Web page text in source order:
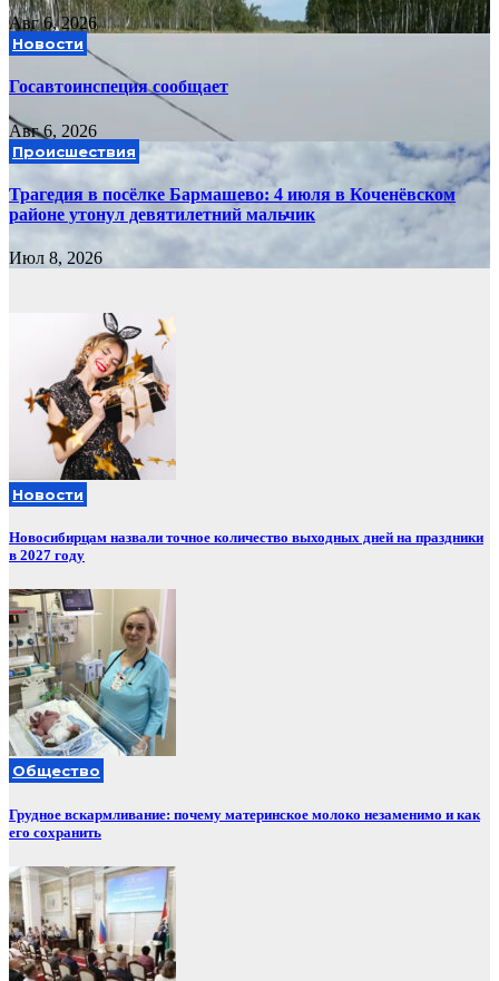
Авг 6, 2026
Новости
Госавтоинспеция сообщает
Авг 6, 2026
Происшествия
Трагедия в посёлке Бармашево: 4 июля в Коченёвском
районе утонул девятилетний мальчик
Июл 8, 2026
Новости
Новосибирцам назвали точное количество выходных дней на праздники
в 2027 году
Общество
Грудное вскармливание: почему материнское молоко незаменимо и как
его сохранить